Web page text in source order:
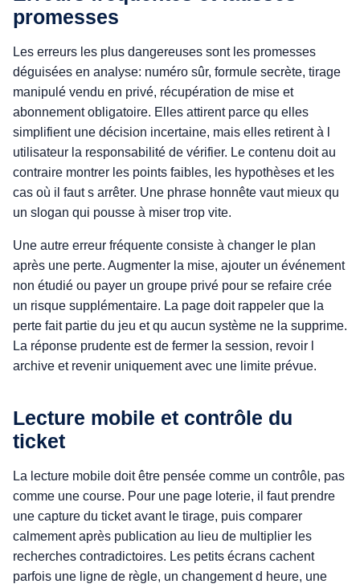
promesses
Les erreurs les plus dangereuses sont les promesses
déguisées en analyse: numéro sûr, formule secrète, tirage
manipulé vendu en privé, récupération de mise et
abonnement obligatoire. Elles attirent parce qu elles
simplifient une décision incertaine, mais elles retirent à l
utilisateur la responsabilité de vérifier. Le contenu doit au
contraire montrer les points faibles, les hypothèses et les
cas où il faut s arrêter. Une phrase honnête vaut mieux qu
un slogan qui pousse à miser trop vite.
Une autre erreur fréquente consiste à changer le plan
après une perte. Augmenter la mise, ajouter un événement
non étudié ou payer un groupe privé pour se refaire crée
un risque supplémentaire. La page doit rappeler que la
perte fait partie du jeu et qu aucun système ne la supprime.
La réponse prudente est de fermer la session, revoir l
archive et revenir uniquement avec une limite prévue.
Lecture mobile et contrôle du
ticket
La lecture mobile doit être pensée comme un contrôle, pas
comme une course. Pour une page loterie, il faut prendre
une capture du ticket avant le tirage, puis comparer
calmement après publication au lieu de multiplier les
recherches contradictoires. Les petits écrans cachent
parfois une ligne de règle, un changement d heure, une